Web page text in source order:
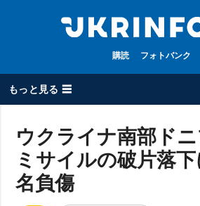
購読 フォトバンク
もっと見る ☰
全てのトピック
戦争
ウクライナ南部ド
ミサイルの破片落
名負傷